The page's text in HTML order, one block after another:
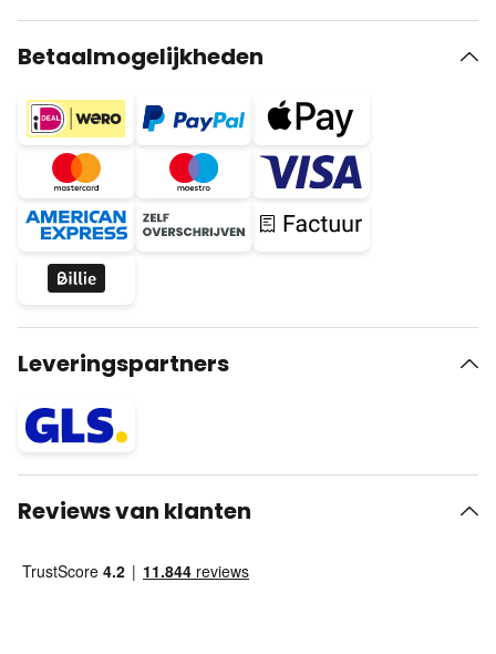
Betaalmogelijkheden
Leveringspartners
Reviews van klanten